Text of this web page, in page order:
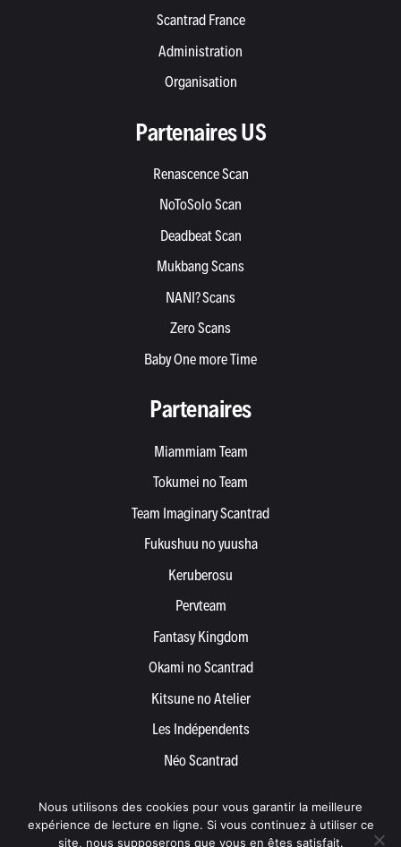
Scantrad France
Administration
Organisation
Partenaires US
Renascence Scan
NoToSolo Scan
Deadbeat Scan
Mukbang Scans
NANI? Scans
Zero Scans
Baby One more Time
Partenaires
Miammiam Team
Tokumei no Team
Team Imaginary Scantrad
Fukushuu no yuusha
Keruberosu
Pervteam
Fantasy Kingdom
Okami no Scantrad
Kitsune no Atelier
Les Indépendents
Néo Scantrad
Devenir partenaire
Nous utilisons des cookies pour vous garantir la meilleure
expérience de lecture en ligne. Si vous continuez à utiliser ce
site, nous supposerons que vous en êtes satisfait.